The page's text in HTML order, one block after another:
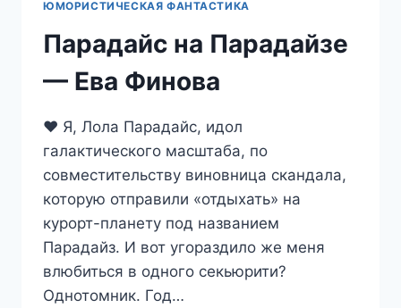
ЮМОРИСТИЧЕСКАЯ ФАНТАСТИКА
Парадайс на Парадайзе
— Ева Финова
❤️ Я, Лола Парадайс, идол
галактического масштаба, по
совместительству виновница скандала,
которую отправили «отдыхать» на
курорт-планету под названием
Парадайз. И вот угораздило же меня
влюбиться в одного секьюрити?
Однотомник. Год…